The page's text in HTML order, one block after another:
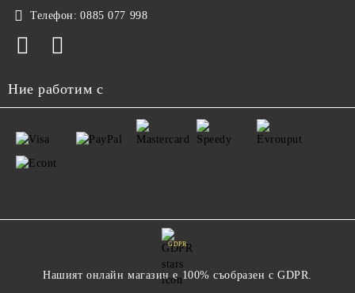
Телефон: 0885 077 998
Ние работим с
GDPR
Нашият онлайн магазин е 100% съобразен с GDPR.